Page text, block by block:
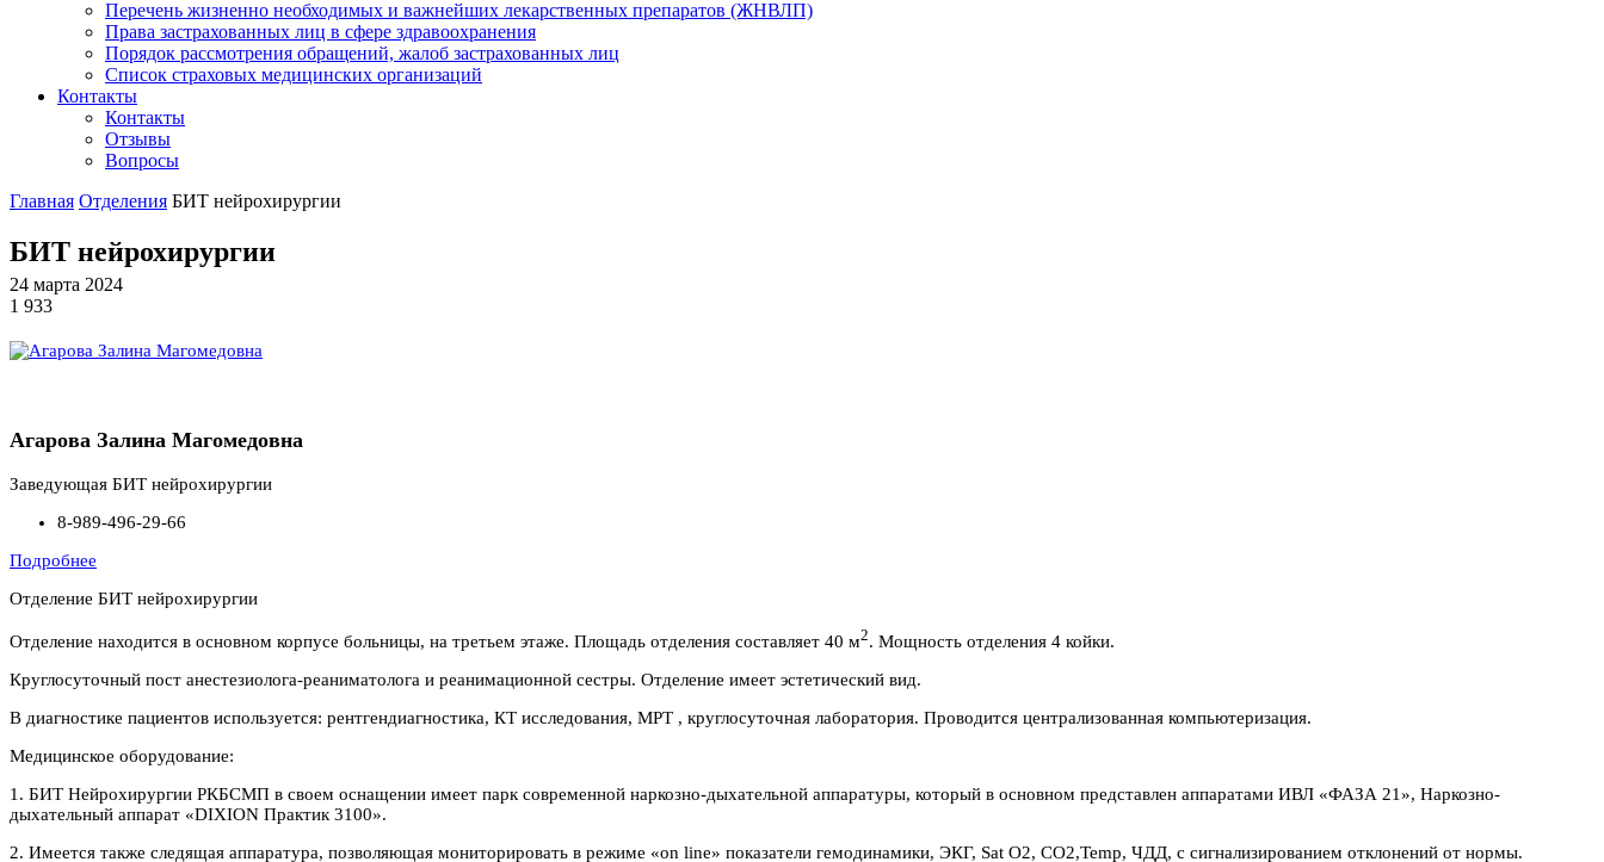
Перечень жизненно необходимых и важнейших лекарственных препаратов (ЖНВЛП)
Права застрахованных лиц в сфере здравоохранения
Порядок рассмотрения обращений, жалоб застрахованных лиц
Список страховых медицинских организаций
Контакты
Контакты
Отзывы
Вопросы
Главная Отделения БИТ нейрохирургии
БИТ нейрохирургии
24 марта 2024
1 933
Агарова Залина Магомедовна
Заведующая БИТ нейрохирургии
8-989-496-29-66
Подробнее
Отделение БИТ нейрохирургии
Отделение находится в основном корпусе больницы, на третьем этаже. Площадь отделения составляет 40 м2. Мощность отделения 4 койки.
Круглосуточный пост анестезиолога-реаниматолога и реанимационной сестры. Отделение имеет эстетический вид.
В диагностике пациентов используется: рентгендиагностика, КТ исследования, МРТ , круглосуточная лаборатория. Проводится централизованная компьютеризация.
Медицинское оборудование:
1. БИТ Нейрохирургии РКБСМП в своем оснащении имеет парк современной наркозно-дыхательной аппаратуры, который в основном представлен аппаратами ИВЛ «ФАЗА 21», Наркозно-
дыхательный аппарат «DIXION Практик 3100».
2. Имеется также следящая аппаратура, позволяющая мониторировать в режиме «on line» показатели гемодинамики, ЭКГ, Sat O2, СО2,Temp, ЧДД, с сигнализированием отклонений от нормы.